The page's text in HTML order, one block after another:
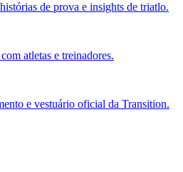
de prova e insights de triatlo.
atletas e treinadores.
e vestuário oficial da Transition.